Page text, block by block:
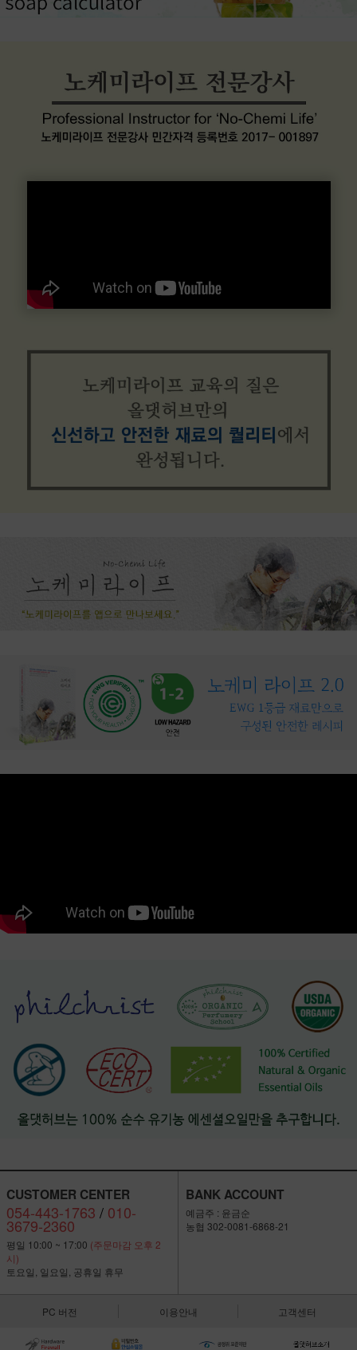
CUSTOMER CENTER
054-443-1763 / 010-
3679-2360
평일 10:00 ~ 17:00 (주문마감 오후 2
시)
토요일, 일요일, 공휴일 휴무
BANK ACCOUNT
예금주 : 윤금순
농협 302-0081-6868-21
PC 버전 이용안내 고객센터